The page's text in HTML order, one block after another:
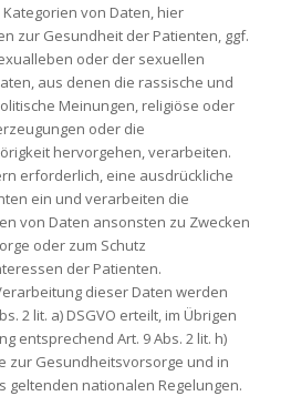
von Daten, hier
zur Gesundheit der Patienten, ggf.
oder der sexuellen
aus denen die rassische und
Meinungen, religiöse oder
oder die
hervorgehen, verarbeiten.
erforderlich, eine ausdrückliche
ein und verarbeiten die
von Daten ansonsten zu Zwecken
oder zum Schutz
der Patienten.
dieser Daten werden
2 lit. a) DSGVO erteilt, im Übrigen
entsprechend Art. 9 Abs. 2 lit. h)
zur Gesundheitsvorsorge und in
geltenden nationalen Regelungen.